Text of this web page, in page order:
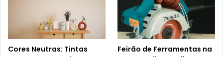
Cores Neutras: Tintas
Feirão de Ferramentas na